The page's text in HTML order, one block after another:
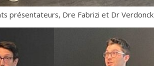
présentateurs, Dre Fabrizi et Dr Verdonck